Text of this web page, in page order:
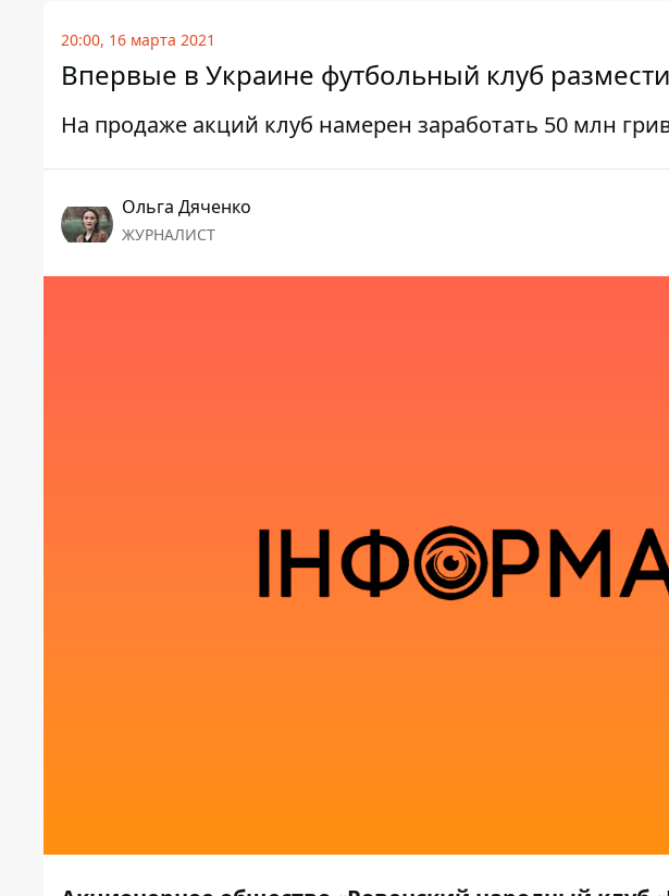
20:00, 16 марта 2021
Впервые в Украине футбольный клуб
На продаже акций клуб намерен заработать 50 млн
Ольга Дяченко
ЖУРНАЛИСТ